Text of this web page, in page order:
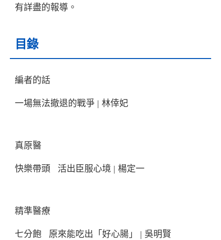
有詳盡的報導。
目錄
編者的話
一場無法撤退的戰爭 | 林倖妃
真原醫
快樂帶頭 活出臣服心境 | 楊定一
精準醫療
七分飽 原來能吃出「好心腸」 | 吳明賢